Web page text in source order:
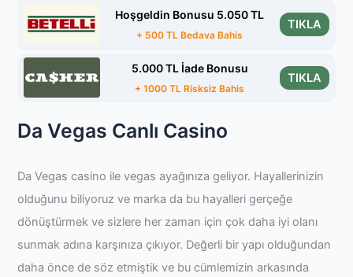
Hoşgeldin Bonusu 5.050 TL
+ 500 TL Bedava Bahis
TIKLA
5.000 TL İade Bonusu
+ 1000 TL Risksiz Bahis
TIKLA
Da Vegas Canlı Casino
Da Vegas casino ile vegas ayağınıza geliyor. Hayallerinizin
olduğunu biliyoruz ve marka da bu hayalleri gerçeğe
dönüştürmek ve sizlere her zaman için çok daha iyi olanı
sunmak adına karşınıza çıkıyor. Değerli bir yapı olduğundan
daha önce de söz etmiştik ve bu cümlemizin arkasında